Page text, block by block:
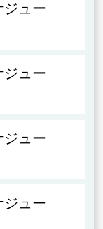
ジュー
ジュー
ジュー
ジュー